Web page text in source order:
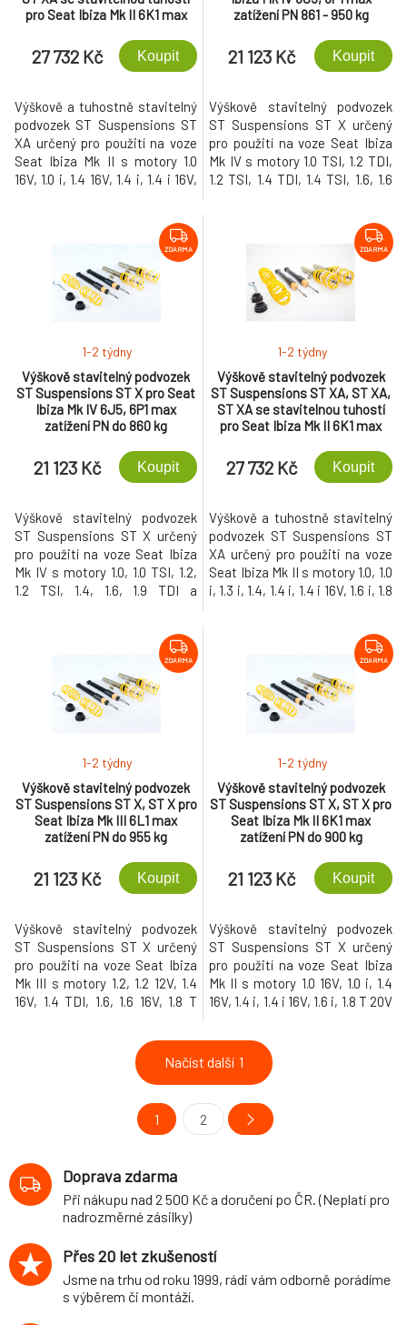
pro Seat Ibiza Mk II 6K1 max
09/1999-03/2002
27 732 Kč Koupit
Výškově a tuhostně stavitelný
podvozek ST Suspensions ST
XA určený pro použití na voze
Seat Ibiza Mk II s motory 1.0
16V, 1.0 i, 1.4 16V, 1.4 i, 1.4 i 16V,
maximálním zatížením přední
nápravy (údaj je uvedený ve
velkém TP) do 900 kg. Tento
podvozek umožňuje snížení
vozu o 35-65 mm na přední
zatížení PN 861 - 950 kg
21 123 Kč Koupit
Výškově stavitelný podvozek
ST Suspensions ST X určený
pro použití na voze Seat Ibiza
Mk IV s motory 1.0 TSI, 1.2 TDI,
1.2 TSI, 1.4 TDI, 1.4 TSI, 1.6, 1.6
nápravy (údaj je uvedený ve
velkém TP) 861 - 950 kg. Tento
podvozek umožňuje snížení
vozu o 30-60 mm na přední
nápravě a 25-50 mm na zadní
ZDARMA
Výškově stavitelný podvozek
ST Suspensions ST X pro Seat
Ibiza Mk IV 6J5, 6P1 max
zatížení PN do 860 kg
1-2 týdny
21 123 Kč Koupit
Výškově stavitelný podvozek
ST Suspensions ST X určený
pro použití na voze Seat Ibiza
Mk IV s motory 1.0, 1.0 TSI, 1.2,
1.2 TSI, 1.4, 1.6, 1.9 TDI a
velkém TP) do 860 kg. Tento
podvozek umožňuje snížení
vozu o 30-60 mm na přední
nápravě a 25-50 mm na zadní
ZDARMA
Výškově stavitelný podvozek
ST Suspensions ST XA, ST XA,
ST XA se stavitelnou tuhostí
pro Seat Ibiza Mk II 6K1 max
04/1993-08/1999
1-2 týdny
27 732 Kč Koupit
Výškově a tuhostně stavitelný
podvozek ST Suspensions ST
XA určený pro použití na voze
Seat Ibiza Mk II s motory 1.0, 1.0
i, 1.3 i, 1.4, 1.4 i, 1.4 i 16V, 1.6 i, 1.8
maximálním zatížením přední
nápravy (údaj je uvedený ve
velkém TP) do 900 kg. Tento
podvozek umožňuje snížení
vozu o 40-80 mm na přední
ZDARMA
Výškově stavitelný podvozek
ST Suspensions ST X, ST X pro
Seat Ibiza Mk III 6L1 max
zatížení PN do 955 kg
1-2 týdny
21 123 Kč Koupit
Výškově stavitelný podvozek
ST Suspensions ST X určený
pro použití na voze Seat Ibiza
Mk III s motory 1.2, 1.2 12V, 1.4
16V, 1.4 TDI, 1.6, 1.6 16V, 1.8 T
TDI, 1.9 TDI Cupra R, 1.9 TDI
Joya Racer, 2.0 a maximálním
zatížením přední nápravy (údaj
955 kg. Tento podvozek
umožňuje snížení vozu o 35-65
mm na zadní nápravě.
ZDARMA
Výškově stavitelný podvozek
ST Suspensions ST X, ST X pro
Seat Ibiza Mk II 6K1 max
zatížení PN do 900 kg
1-2 týdny
21 123 Kč Koupit
Výškově stavitelný podvozek
ST Suspensions ST X určený
pro použití na voze Seat Ibiza
Mk II s motory 1.0 16V, 1.0 i, 1.4
16V, 1.4 i, 1.4 i 16V, 1.6 i, 1.8 T 20V
SDI, 1.9 TDI a maximálním
zatížením přední nápravy (údaj
je uvedený ve velkém TP) do
umožňuje snížení vozu o 35-65
mm na přední nápravě a 35-65
Načíst další 1
1 2
Doprava zdarma
Při nákupu nad 2 500 Kč a doručení po ČR. (Neplatí pro
nadrozměrné zásilky)
Přes 20 let zkušeností
Jsme na trhu od roku 1999, rádi vám odborně porádíme
s výběrem či montáží.